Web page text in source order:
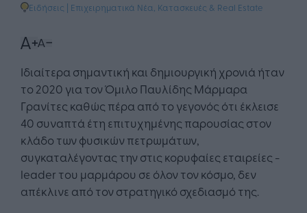
Ειδήσεις | Επιχειρηματικά Νέα Κατασκευές & Real Estate
Ιδιαίτερα σημαντική και δημιουργική χρονιά ήταν
το 2020 για τον Όμιλο Παυλίδης Μάρμαρα
Γρανίτες καθώς πέρα από το γεγονός ότι έκλεισε
40 συναπτά έτη επιτυχημένης παρουσίας στον
κλάδο των φυσικών πετρωμάτων,
συγκαταλέγοντας την στις κορυφαίες εταιρείες -
leader του μαρμάρου σε όλον τον κόσμο, δεν
απέκλινε από τον στρατηγικό σχεδιασμό της.